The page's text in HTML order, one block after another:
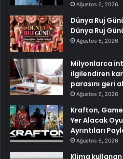
Ağustos 6, 2026
Dünya Ruj
Dünya Ruj
Ağustos 6, 2026
Milyonlarca
ilgilendiren
parasını geri
Ağustos 6, 2026
Krafton,
Yer Alacak
Ayrıntıları
Ağustos 6, 2026
Klima kullanan